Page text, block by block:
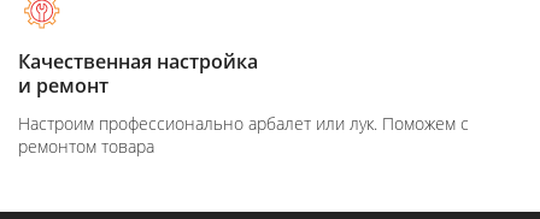
Качественная настройка
и ремонт
Настроим профессионально арбалет или лук. Поможем с
ремонтом товара